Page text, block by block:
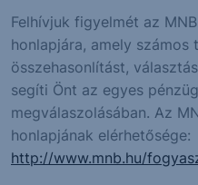
Felhívjuk figyelmét az
honlapjára, amely
összehasonlítást,
segíti Önt az egyes
megválaszolásában. Az
honlapjának elérhetősége:
http://www.mnb.hu/